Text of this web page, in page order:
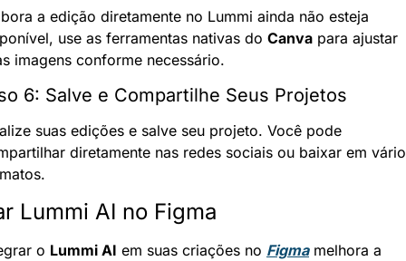
a edição diretamente no Lummi ainda não esteja
use as ferramentas nativas do Canva para ajustar
imagens conforme necessário.
6: Salve e Compartilhe Seus Projetos
suas edições e salve seu projeto. Você pode
diretamente nas redes sociais ou baixar em
Lummi AI no Figma
o Lummi AI em suas criações no Figma melhora a